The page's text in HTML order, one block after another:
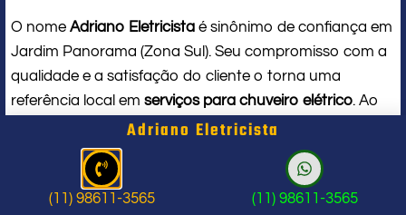
O nome Adriano Eletricista é sinônimo de confiança em
Jardim Panorama (Zona Sul). Seu compromisso com a
qualidade e a satisfação do cliente o torna uma
referência local em serviços para chuveiro elétrico. Ao
contratar seus serviços, você conta com um
profissional de verdade, que respeita seu tempo, seu
espaço e entrega um trabalho impecável do início ao
Adriano Eletricista
(11) 98611-3565 (11) 98611-3565